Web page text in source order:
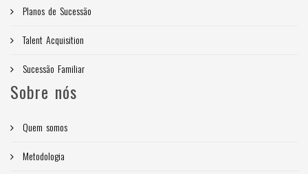
Planos de Sucessão
Talent Acquisition
Sucessão Familiar
Sobre nós
Quem somos
Metodologia